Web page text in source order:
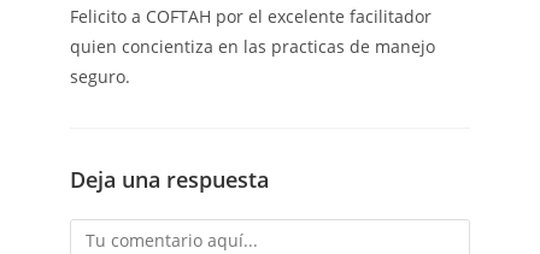
Felicito a COFTAH por el excelente facilitador
quien concientiza en las practicas de manejo
seguro.
Deja una respuesta